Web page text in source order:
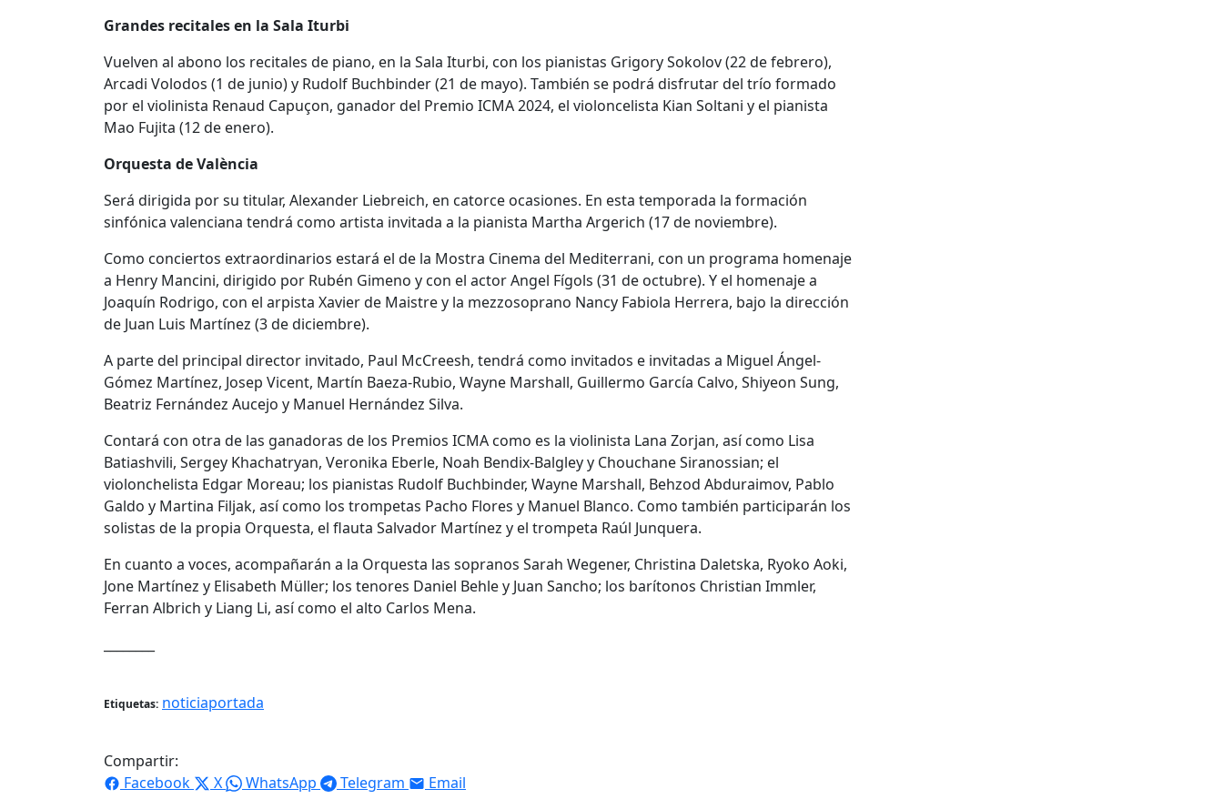
Grandes recitales en la Sala Iturbi
Vuelven al abono los recitales de piano, en la Sala Iturbi, con los pianistas Grigory Sokolov (22 de febrero),
Arcadi Volodos (1 de junio) y Rudolf Buchbinder (21 de mayo). También se podrá disfrutar del trío formado
por el violinista Renaud Capuçon, ganador del Premio ICMA 2024, el violoncelista Kian Soltani y el pianista
Mao Fujita (12 de enero).
Orquesta de València
Será dirigida por su titular, Alexander Liebreich, en catorce ocasiones. En esta temporada la formación
sinfónica valenciana tendrá como artista invitada a la pianista Martha Argerich (17 de noviembre).
Como conciertos extraordinarios estará el de la Mostra Cinema del Mediterrani, con un programa homenaje
a Henry Mancini, dirigido por Rubén Gimeno y con el actor Angel Fígols (31 de octubre). Y el homenaje a
Joaquín Rodrigo, con el arpista Xavier de Maistre y la mezzosoprano Nancy Fabiola Herrera, bajo la dirección
de Juan Luis Martínez (3 de diciembre).
A parte del principal director invitado, Paul McCreesh, tendrá como invitados e invitadas a Miguel Ángel-
Gómez Martínez, Josep Vicent, Martín Baeza-Rubio, Wayne Marshall, Guillermo García Calvo, Shiyeon Sung,
Beatriz Fernández Aucejo y Manuel Hernández Silva.
Contará con otra de las ganadoras de los Premios ICMA como es la violinista Lana Zorjan, así como Lisa
Batiashvili, Sergey Khachatryan, Veronika Eberle, Noah Bendix-Balgley y Chouchane Siranossian; el
violonchelista Edgar Moreau; los pianistas Rudolf Buchbinder, Wayne Marshall, Behzod Abduraimov, Pablo
Galdo y Martina Filjak, así como los trompetas Pacho Flores y Manuel Blanco. Como también participarán los
solistas de la propia Orquesta, el flauta Salvador Martínez y el trompeta Raúl Junquera.
En cuanto a voces, acompañarán a la Orquesta las sopranos Sarah Wegener, Christina Daletska, Ryoko Aoki,
Jone Martínez y Elisabeth Müller; los tenores Daniel Behle y Juan Sancho; los barítonos Christian Immler,
Ferran Albrich y Liang Li, así como el alto Carlos Mena.
Etiquetas: noticiaportada
Compartir:
Facebook
X WhatsApp Telegram Email